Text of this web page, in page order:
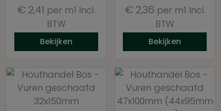
€ 2,41 per m1 Incl.
BTW
Bekijken
€ 2,36 per m1 Incl.
BTW
Bekijken